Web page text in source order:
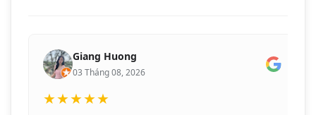
Giang Huong
03 Tháng 08, 2026
★★★★★